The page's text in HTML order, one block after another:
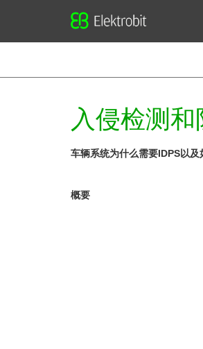
入侵检测
车辆系统为什么需要IDPS以及
概要